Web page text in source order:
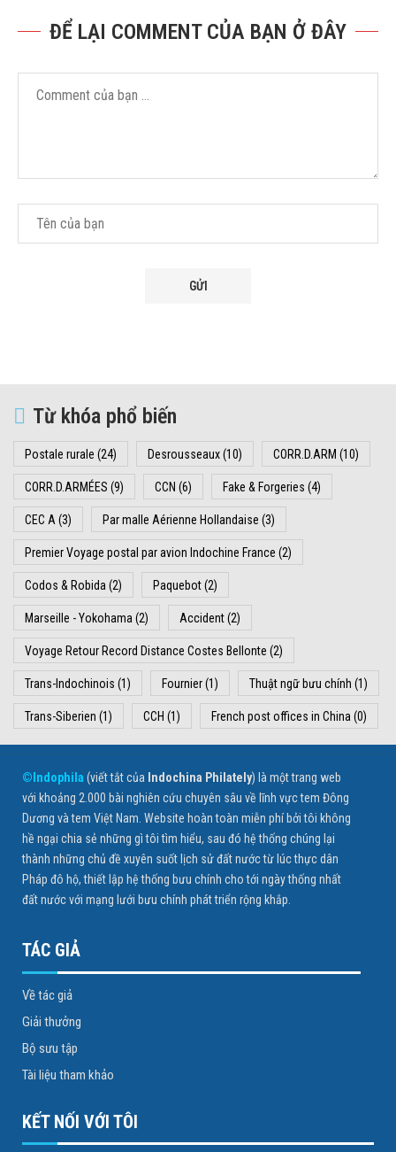
ĐỂ LẠI COMMENT CỦA BẠN Ở ĐÂY
Từ khóa phổ biến
Postale rurale (24) Desrousseaux(10) CORR.D.ARM (10)
CORR.D.ARMÉES (9) CCN (6) Fake & Forgeries (4)
CEC A (3) Par malle Aérienne Hollandaise (3)
Premier Voyage postal par avion Indochine France (2)
Codos & Robida (2) Paquebot(2)
Marseille - Yokohama (2) Accident(2)
Voyage Retour Record Distance Costes Bellonte (2)
Trans-Indochinois (1) Fournier(1) Thuật ngữ bưu chính (1)
Trans-Siberien (1) CCH (1) French post offices in China (0)
©Indophila (viết tắt của Indochina Philately) là một trang web
với khoảng 2.000 bài nghiên cứu chuyên sâu về lĩnh vực tem Đông
Dương và tem Việt Nam. Website hoàn toàn miễn phí bởi tôi không
hề ngại chia sẻ những gì tôi tìm hiểu, sau đó hệ thống chúng lại
thành những chủ đề xuyên suốt lịch sử đất nước từ lúc thực dân
Pháp đô hộ, thiết lập hệ thống bưu chính cho tới ngày thống nhất
đất nước với mạng lưới bưu chính phát triển rộng khắp.
TÁC GIẢ
Về tác giả
Giải thưởng
Bộ sưu tập
Tài liệu tham khảo
KẾT NỐI VỚI TÔI